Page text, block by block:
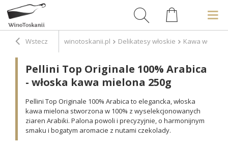
Wstecz winotoskanii.pl Delikatesy włoskie Kawa włoska
Pellini Top Originale 100% Arabica
- włoska kawa mielona 250g
Pellini Top Originale 100% Arabica to elegancka, włoska
kawa mielona stworzona w 100% z wyselekcjonowanych
ziaren Arabiki. Palona powoli i precyzyjnie, o harmonijnym
smaku i bogatym aromacie z nutami czekolady.